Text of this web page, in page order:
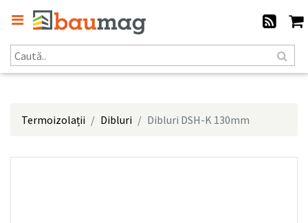
Termoizolații Dibluri Dibluri DSH-K 130mm